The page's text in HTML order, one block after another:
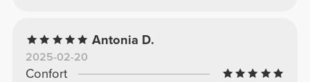
Antonia D.
2025-02-20
Confort